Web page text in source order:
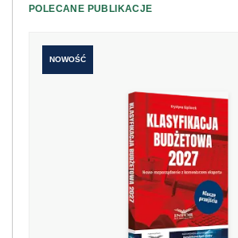
POLECANE PUBLIKACJE
NOWOŚĆ